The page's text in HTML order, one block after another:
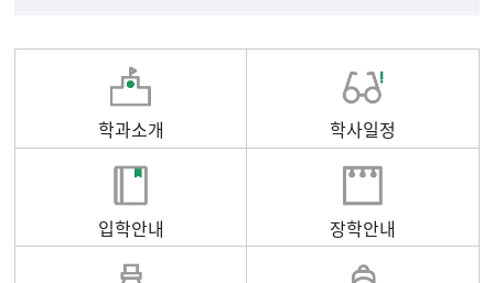
학과소개 학사일정
입학안내 장학안내